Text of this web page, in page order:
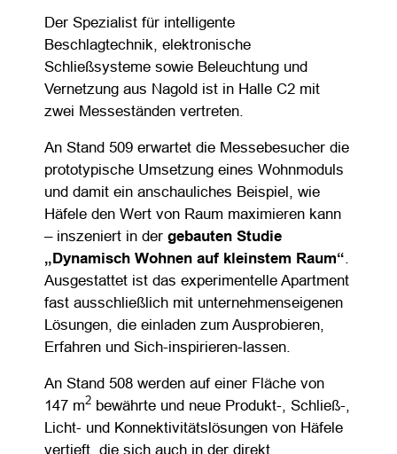
Der Spezialist für intelligente
Beschlagtechnik, elektronische
Schließsysteme sowie Beleuchtung und
Vernetzung aus Nagold ist in Halle C2 mit
zwei Messeständen vertreten.
An Stand 509 erwartet die Messebesucher die
prototypische Umsetzung eines Wohnmoduls
und damit ein anschauliches Beispiel, wie
Häfele den Wert von Raum maximieren kann
– inszeniert in dergebauten Studie
„Dynamisch Wohnen auf kleinstem Raum“
Ausgestattet ist das experimentelle Apartment
fast ausschließlich mit unternehmenseigenen
Lösungen, die einladen zum Ausprobieren,
Erfahren und Sich-inspirieren-lassen.
An Stand 508 werden auf einer Fläche von
147 m2 bewährte und neue Produkt-, Schließ-,
Licht- und Konnektivitätslösungen von Häfele
vertieft, die sich auch in der direkt